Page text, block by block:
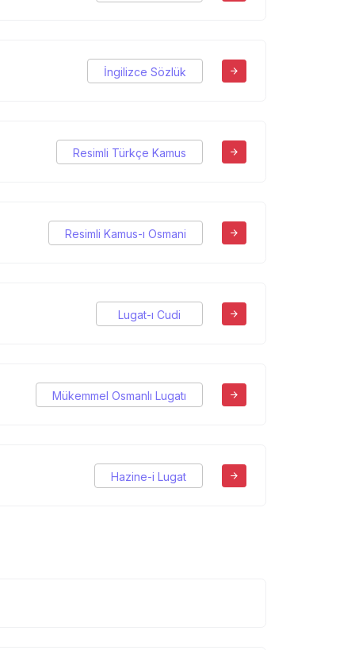
İngilizce Sözlük
Resimli Türkçe Kamus
Resimli Kamus-ı Osmani
Lugat-ı Cudi
Mükemmel Osmanlı Lugatı
Hazine-i Lugat